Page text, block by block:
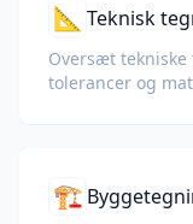
📐 Teknisk
Oversæt
tolerancer og
🏗️